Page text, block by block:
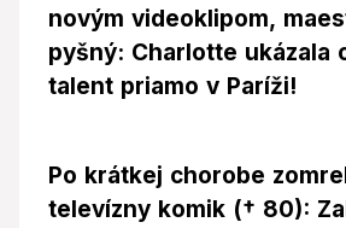
novým videoklipom,
pyšný: Charlotte ukázala
talent priamo v Paríži!
Po krátkej chorobe
televízny komik († 80):